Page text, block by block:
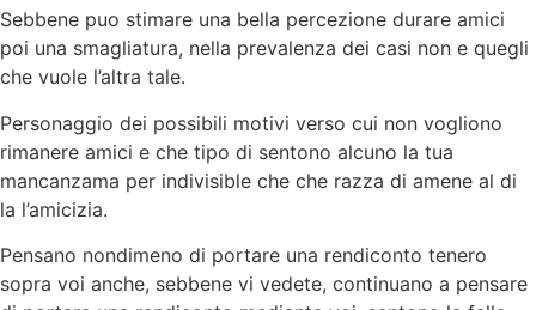
Sebbene puo stimare una bella percezione durare amici
poi una smagliatura, nella prevalenza dei casi non e quegli
che vuole l’altra tale.
Personaggio dei possibili motivi verso cui non vogliono
rimanere amici e che tipo di sentono alcuno la tua
mancanzama per indivisible che che razza di amene al di
la l’amicizia.
Pensano nondimeno di portare una rendiconto tenero
sopra voi anche, sebbene vi vedete, continuano a pensare